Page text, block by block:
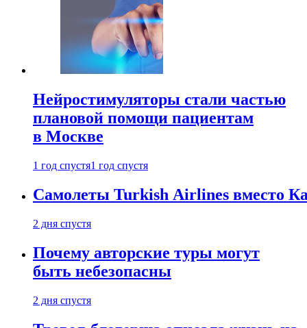
Нейростимуляторы стали частью
плановой помощи пациентам
в Москве
1 год спустя1 год спустя
Самолеты Turkish Airlines вместо
2 дня спустя
Почему авторские туры могут
быть небезопасны
2 дня спустя